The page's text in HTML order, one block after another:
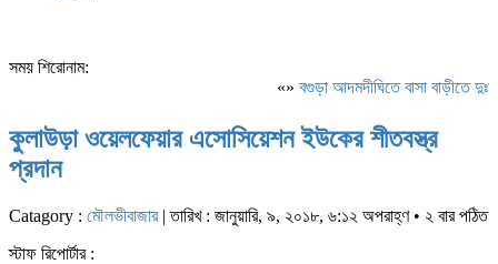
সময় শিরোনাম:
«»বগুড়া আদমদীঘিতে বাসা বাড়ীতে
কুলাউড়া ওয়েলফেয়ার এসোসিয়েশন ইউকের শীতবস্ত্র
প্রদান
Catagory : মৌলভীবাজার| তারিখ : জানুয়ারি, ৯, ২০১৮, ৬:১২ অপরাহ্ণ • ২ বার পঠিত
স্টাফ রিপোর্টার :